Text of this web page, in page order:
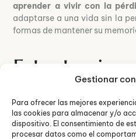
Gestionar
Para ofrecer las mejores
las cookies para almacenar y/o
dispositivo. El consentimiento de
procesar datos como el
aprender a vivir con la
adaptarse a una vida sin la
formas de mantener su
ayudar a
duelo